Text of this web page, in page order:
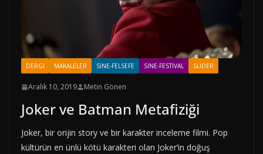
DERGI MAKALELER SINE-FELSEFE SINE-FESTIVAL SLIDER
Aralık 10, 2019 Metin Gönen
Joker ve Batman Metafiziği
Joker, bir orijin story ve bir karakter inceleme filmi. Pop
kültürün en ünlü kötü karakteri olan Joker’in doğuş